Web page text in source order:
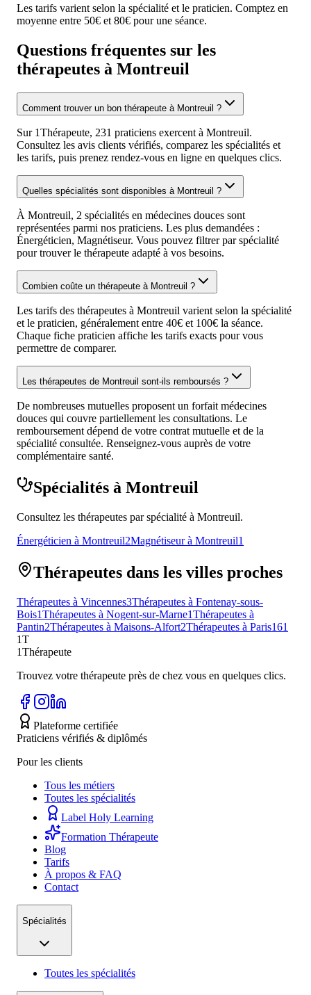
Les tarifs varient selon la spécialité et le praticien. Comptez en
moyenne entre 50€ et 80€ pour une séance.
Questions fréquentes sur les
thérapeutes à Montreuil
Comment trouver un bon thérapeute à Montreuil ?
Sur 1Thérapeute, 231 praticiens exercent à Montreuil.
Consultez les avis clients vérifiés, comparez les spécialités et
les tarifs, puis prenez rendez-vous en ligne en quelques clics.
Quelles spécialités sont disponibles à Montreuil ?
À Montreuil, 2 spécialités en médecines douces sont
représentées parmi nos praticiens. Les plus demandées :
Énergéticien, Magnétiseur. Vous pouvez filtrer par spécialité
pour trouver le thérapeute adapté à vos besoins.
Combien coûte un thérapeute à Montreuil ?
Les tarifs des thérapeutes à Montreuil varient selon la spécialité
et le praticien, généralement entre 40€ et 100€ la séance.
Chaque fiche praticien affiche les tarifs exacts pour vous
permettre de comparer.
Les thérapeutes de Montreuil sont-ils remboursés ?
De nombreuses mutuelles proposent un forfait médecines
douces qui couvre partiellement les consultations. Le
remboursement dépend de votre contrat mutuelle et de la
spécialité consultée. Renseignez-vous auprès de votre
complémentaire santé.
Spécialités à Montreuil
Consultez les thérapeutes par spécialité à Montreuil.
Énergéticien à Montreuil2Magnétiseur à Montreuil1
Thérapeutes dans les villes proches
Thérapeutes à Vincennes3Thérapeutes à Fontenay-sous-
Bois1Thérapeutes à Nogent-sur-Marne1Thérapeutes à
Pantin2Thérapeutes à Maisons-Alfort2Thérapeutes à Paris161
1T
1Thérapeute
Trouvez votre thérapeute près de chez vous en quelques clics.
Plateforme certifiée
Praticiens vérifiés & diplômés
Pour les clients
Tous les métiers
Toutes les spécialités
Label Holy Learning
Formation Thérapeute
Blog
Tarifs
À propos & FAQ
Contact
Spécialités
Toutes les spécialités